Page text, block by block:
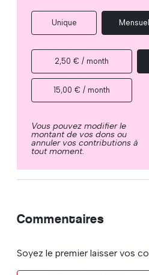
Unique Mensuel
2,50 € / month
15,00 € / month
Vous pouvez modifier le
montant de vos dons ou
annuler vos contributions à
tout moment.
Commentaires
Soyez le premier laisser vos